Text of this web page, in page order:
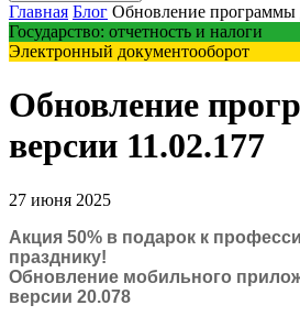
Главная Блог Обновление программы
Государство: отчетность и налоги
Электронный документооборот
Обновление
версии 11.02.177
27 июня 2025
Акция 50% в подарок к
празднику!
Обновление мобильного
версии 20.078